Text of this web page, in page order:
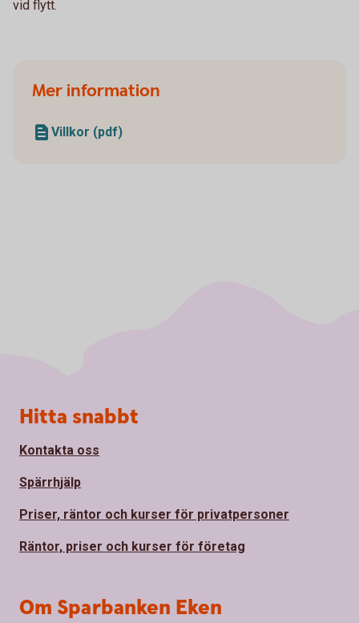
vid flytt.
Mer information
Villkor (pdf)
Sidfot
Hitta snabbt
Kontakta oss
Spärrhjälp
Priser, räntor och kurser för privatpersoner
Räntor, priser och kurser för företag
Om Sparbanken Eken